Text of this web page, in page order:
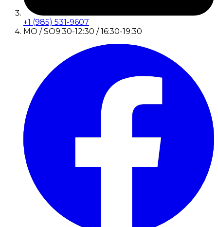
+1 (985) 531-9607
MO / SO9:30-12:30 / 16:30-19:30